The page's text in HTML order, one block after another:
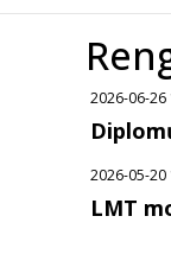
2026-06-26
2026-05-20
LMT